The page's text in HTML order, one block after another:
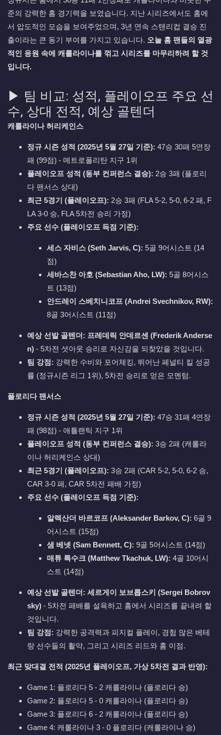
준의 강력한 홈 경기력을 보였습니다. 지난 시리즈에서도 홈에
서 압도적인 모습을 보여주었으며, 3년 연속 스탠리컵 결승 진
출이라는 큰 동기 부여를 가지고 있습니다. 오늘 홈 팬들의 열광
적인 응원 속에 캐롤라이나를 꺾고 시리즈를 마무리하려 할 것
입니다.
▶ 팀 비교: 성적, 플레이오프 주요 선
수, 상대 전적, 예상 골텐더
캐롤라이나 허리케인스
정규 시즌 성적 (2025년 5월 27일 기준): 47승 30패 5연장
패 (99점) - 메트로폴리탄 지구 1위
플레이오프 성적 (동부 컨퍼런스 결승): 2승 3패 (플로리
다 팬서스 상대)
최근 5경기 (플레이오프): 2승 3패 (FLA 5-2, 5-0, 6-2 패, F
LA 3-0 승, FLA 5차전 승리 가정)
주요 선수 (플레이오프 득점 기준):
세스 자비스 (Seth Jarvis, C): 5골 9어시스트 (14
점)
세바스찬 아호 (Sebastian Aho, LW): 5골 8어시스
트 (13점)
안드레이 스베치니코프 (Andrei Svechnikov, RW):
8골 3어시스트 (11점)
예상 선발 골텐더: 프레데릭 안데르센 (Frederik Anderse
n) - 5차전 셧아웃 승리로 자신감을 되찾았을 것입니다.
팀 강점: 강력한 수비와 포어체킹, 뛰어난 페널티 킬 성공
률 (정규시즌 리그 1위), 5차전 승리로 얻은 모멘텀.
플로리다 팬서스
정규 시즌 성적 (2025년 5월 27일 기준): 47승 31패 4연장
패 (98점) - 애틀랜틱 지구 1위
플레이오프 성적 (동부 컨퍼런스 결승): 3승 2패 (캐롤라
이나 허리케인스 상대)
최근 5경기 (플레이오프): 3승 2패 (CAR 5-2, 5-0, 6-2 승,
CAR 3-0 패, CAR 5차전 패배 가정)
주요 선수 (플레이오프 득점 기준):
알렉산더 바르코프 (Aleksander Barkov, C): 6골 9
어시스트 (15점)
샘 베넷 (Sam Bennett, C): 9골 5어시스트 (14점)
매튜 특수크 (Matthew Tkachuk, LW): 4골 10어시
스트 (14점)
예상 선발 골텐더: 세르게이 보브롭스키 (Sergei Bobrov
sky) - 5차전 패배를 설욕하고 홈에서 시리즈를 끝내려 할
것입니다.
팀 강점: 강력한 공격력과 피지컬 플레이, 경험 많은 베테
랑 선수들의 활약, 그리고 시리즈 리드와 홈 이점.
최근 맞대결 전적 (2025년 플레이오프, 가상 5차전 결과 반영):
Game 1: 플로리다 5 - 2 캐롤라이나 (플로리다 승)
Game 2: 플로리다 5 - 0 캐롤라이나 (플로리다 승)
Game 3: 플로리다 6 - 2 캐롤라이나 (플로리다 승)
Game 4: 캐롤라이나 3 - 0 플로리다 (캐롤라이나 승)